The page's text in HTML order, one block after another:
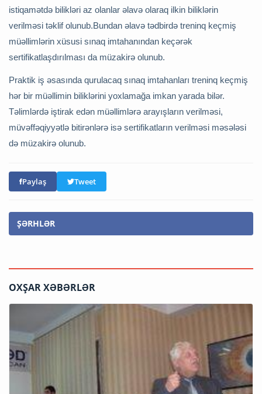
istiqamətdə bilikləri az olanlar əlavə olaraq ilkin biliklərin
verilməsi təklif olunub.Bundan əlavə tədbirdə treninq keçmiş
müəllimlərin xüsusi sınaq imtahanından keçərək
sertifikatlaşdırılması da müzakirə olunub.
Praktik iş əsasında qurulacaq sınaq imtahanları treninq keçmiş
hər bir müəllimin biliklərini yoxlamağa imkan yarada bilər.
Təlimlərdə iştirak edən müəllimlərə arayışların verilməsi,
müvəffəqiyyətlə bitirənlərə isə sertifikatların verilməsi məsələsi
də müzakirə olunub.
Paylaş Tweet
ŞƏRHLƏR
OXŞAR XƏBƏRLƏR